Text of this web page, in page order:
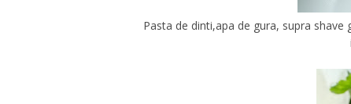
Pasta de dinti,apa de gura, supra